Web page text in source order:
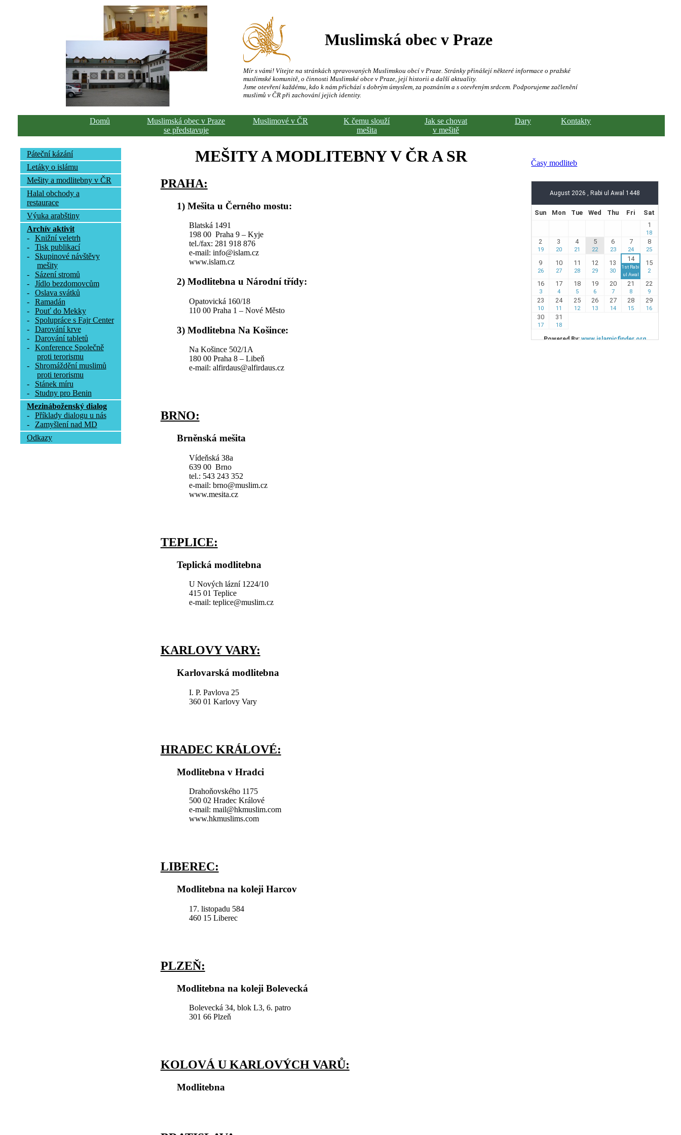
Muslimská obec v Praze
Mír s vámi! Vítejte na stránkách spravovaných Muslimskou obcí v Praze. Stránky přinášejí některé informace o pražské
muslimské komunitě, o činnosti Muslimské obce v Praze, její historii a další aktuality.
Jsme otevření každému, kdo k nám přichází s dobrým úmyslem, za poznáním a s otevřeným srdcem. Podporujeme začlenění
muslimů v ČR při zachování jejich identity.
Domů
Muslimská obec v Praze
se představuje
Muslimové v ČR
K čemu slouží
mešita
Jak se chovat
v mešitě
Dary Kontakty
Páteční kázání
Letáky o islámu
Mešity a modlitebny v ČR
Halal obchody a
restaurace
Výuka arabštiny
Archív aktivit
-
Knižní veletrh
-
Tisk publikací
-
Skupinové návštěvy
mešity
-
Sázení stromů
-
Jídlo bezdomovcům
-
Oslava svátků
-
Ramadán
-
Pouť do Mekky
-
Spolupráce s Fajr Center
-
Darování krve
-
Darování tabletů
-
Konference Společně
proti terorismu
-
Shromáždění muslimů
proti terorismu
-
Stánek míru
-
Studny pro Benin
Mezináboženský dialog
-
Příklady dialogu u nás
-
Zamyšlení nad MD
Odkazy
MEŠITY A MODLITEBNY V ČR A SR
PRAHA:
1) Mešita u Černého mostu:
Blatská 1491
198 00 Praha 9 – Kyje
tel./fax: 281 918 876
e-mail: info@islam.cz
www.islam.cz
2) Modlitebna u Národní třídy:
Opatovická 160/18
110 00 Praha 1 – Nové Město
3) Modlitebna Na Košince:
Na Košince 502/1A
180 00 Praha 8 – Libeň
e-mail: alfirdaus@alfirdaus.cz
BRNO:
Brněnská mešita
Vídeňská 38a
639 00 Brno
tel.: 543 243 352
e-mail: brno@muslim.cz
www.mesita.cz
TEPLICE:
Teplická modlitebna
U Nových lázní 1224/10
415 01 Teplice
e-mail: teplice@muslim.cz
KARLOVY VARY:
Karlovarská modlitebna
I. P. Pavlova 25
360 01 Karlovy Vary
HRADEC KRÁLOVÉ:
Modlitebna v Hradci
Drahoňovského 1175
500 02 Hradec Králové
e-mail: mail@hkmuslim.com
www.hkmuslims.com
LIBEREC:
Modlitebna na koleji Harcov
17. listopadu 584
460 15 Liberec
PLZEŇ:
Modlitebna na koleji Bolevecká
Bolevecká 34, blok L3, 6. patro
301 66 Plzeň
KOLOVÁ U KARLOVÝCH VARŮ:
Modlitebna
Časy modliteb